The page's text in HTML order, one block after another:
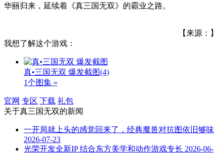
华丽归来，延续着《真三国无双》的霸业之路。
【来源：】
我想了解这个游戏：
真•三国无双 爆发截图(4)
1个图集 »
官网 专区 下载 礼包
关于真三国无双的新闻
一开局就上头的感觉回来了，经典魔兽对抗图依旧够味
2026-07-23
光荣开发全新IP 结合东方美学和动作游戏专长 2026-06-